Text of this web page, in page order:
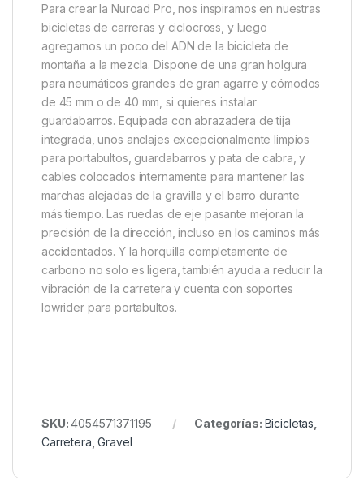
Para crear la Nuroad Pro, nos inspiramos en nuestras
bicicletas de carreras y ciclocross, y luego
agregamos un poco del ADN de la bicicleta de
montaña a la mezcla. Dispone de una gran holgura
para neumáticos grandes de gran agarre y cómodos
de 45 mm o de 40 mm, si quieres instalar
guardabarros. Equipada con abrazadera de tija
integrada, unos anclajes excepcionalmente limpios
para portabultos, guardabarros y pata de cabra, y
cables colocados internamente para mantener las
marchas alejadas de la gravilla y el barro durante
más tiempo. Las ruedas de eje pasante mejoran la
precisión de la dirección, incluso en los caminos más
accidentados. Y la horquilla completamente de
carbono no solo es ligera, también ayuda a reducir la
vibración de la carretera y cuenta con soportes
lowrider para portabultos.
SKU:4054571371195 Categorías: Bicicletas
Carretera ,Gravel